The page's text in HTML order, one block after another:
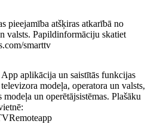
pieejamība atšķiras atkarībā no
valsts. Papildinformāciju skatiet
smarttv
aplikācija un saistītās funkcijas
modeļa, operatora un valsts,
un operētājsistēmas. Plašāku